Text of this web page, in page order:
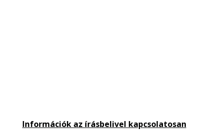
Információk az írásbelivel kapcsolatosan